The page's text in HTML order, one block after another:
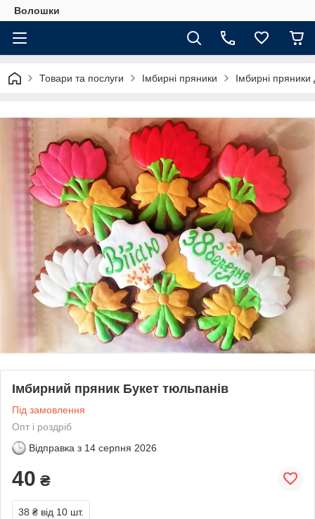
Волошки
Товари та послуги Імбирні пряники Імбирні
Імбирний пряник Букет тюльпанів
Під замовлення
Опт і роздріб
Відправка з 14 серпня 2026
40 ₴
38 ₴ від 10 шт.